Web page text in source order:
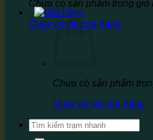
Chưa có sản phẩm trong giỏ
Quay trở lại cửa hàng
Chưa có sản phẩm
Quay trở lại cửa hàng
Tìm
kiếm: